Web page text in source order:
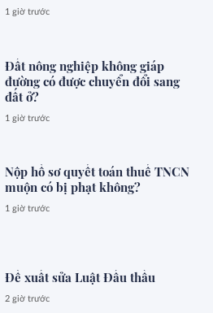
1 giờ trước
Đất nông nghiệp không giáp
đường có được chuyển đổi sang
đất ở?
1 giờ trước
Nộp hồ sơ quyết toán thuế TNCN
muộn có bị phạt không?
1 giờ trước
Đề xuất sửa Luật Đấu thầu
2 giờ trước